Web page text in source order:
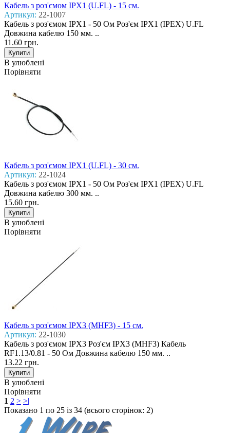
Кабель з роз'ємом IPX1 (U.FL) - 15 см.
Артикул: 22-1007
Кабель з роз'ємом IPX1 - 50 Ом Роз'єм IPX1 (IPEX) U.FL
Довжина кабелю 150 мм. ..
11.60 грн.
В улюблені
Порівняти
Кабель з роз'ємом IPX1 (U.FL) - 30 см.
Артикул: 22-1024
Кабель з роз'ємом IPX1 - 50 Ом Роз'єм IPX1 (IPEX) U.FL
Довжина кабелю 300 мм. ..
15.60 грн.
В улюблені
Порівняти
Кабель з роз'ємом IPX3 (MHF3) - 15 см.
Артикул: 22-1030
Кабель з роз'ємом IPX3 Роз'єм IPX3 (MHF3) Кабель
RF1.13/0.81 - 50 Ом Довжина кабелю 150 мм. ..
13.22 грн.
В улюблені
Порівняти
1 2 > >|
Показано 1 по 25 із 34 (всього сторінок: 2)